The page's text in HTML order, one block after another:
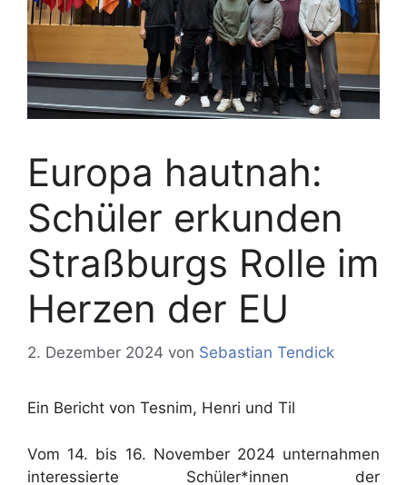
Europa hautnah:
Schüler erkunden
Straßburgs Rolle im
Herzen der EU
2. Dezember 2024 von Sebastian Tendick
Ein Bericht von Tesnim, Henri und Til
Vom 14. bis 16. November 2024 unternahmen
interessierte Schüler*innen der